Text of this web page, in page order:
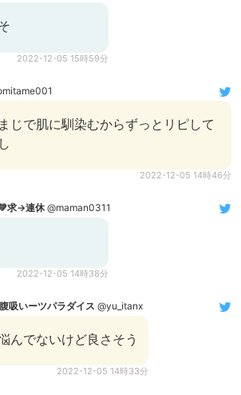
2022-12-05 15時59分
じで肌に馴染むからずっとリピして
2022-12-05 14時46分
求→連休 @maman0311
2022-12-05 14時38分
吸いーツパラダイス @yu_itanx
んでないけど良さそう
2022-12-05 14時33分